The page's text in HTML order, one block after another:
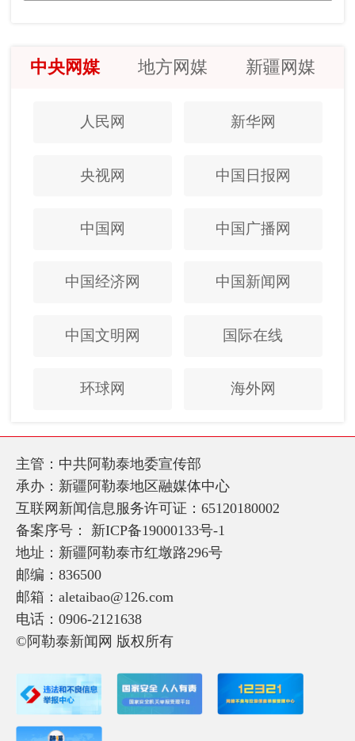
中央网媒 地方网媒 新疆网媒
人民网 新华网
央视网 中国日报网
中国网 中国广播网
中国经济网 中国新闻网
中国文明网 国际在线
环球网 海外网
主管：中共阿勒泰地委宣传部
承办：新疆阿勒泰地区融媒体中心
互联网新闻信息服务许可证：65120180002
备案序号： 新ICP备19000133号-1
地址：新疆阿勒泰市红墩路296号
邮编：836500
邮箱：aletaibao@126.com
电话：0906-2121638
©阿勒泰新闻网 版权所有